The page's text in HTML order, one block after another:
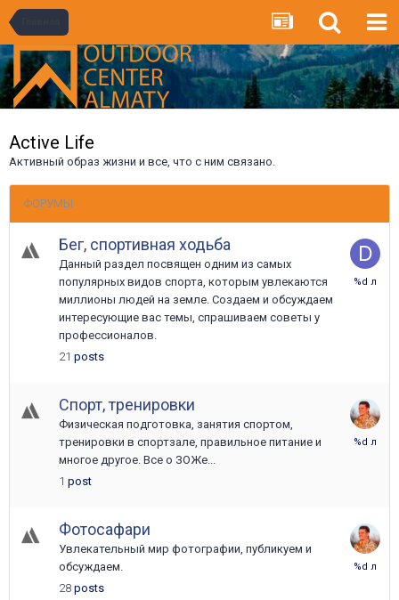
Active Life
Активный образ жизни и все, что с ним связано.
ФОРУМЫ
Бег, спортивная ходьба
Данный раздел посвящен одним из самых
популярных видов спорта, которым увлекаются
миллионы людей на земле. Создаем и обсуждаем
интересующие вас темы, спрашиваем советы у
профессионалов.
21 posts
28
Спорт, тренировки
Физическая подготовка, занятия спортом,
тренировки в спортзале, правильное питание и
многое другое. Все о ЗОЖе...
1 post
12
Фотосафари
Увлекательный мир фотографии, публикуем и
обсуждаем.
28 posts
27